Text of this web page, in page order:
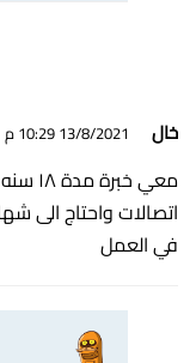
خال 13/8/2021 10:29 م
معي
اتصالات واحتاج الى
في العمل